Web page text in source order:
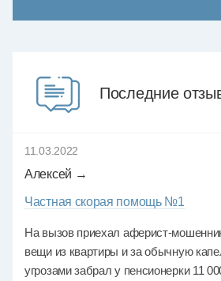
Последние
11.03.2022
Алексей →
Частная скорая помощь №1
На вызов приехал аферист-
вещи из квартиры и за обычную
угрозами забрал у пенсионерки 11